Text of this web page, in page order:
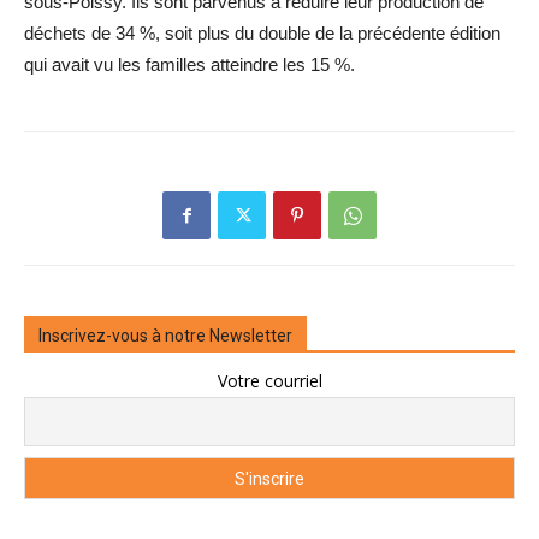
déchets de 34 %, soit plus du double de la précédente édition
qui avait vu les familles ­atteindre les 15 %.
Inscrivez-vous à notre Newsletter
Votre courriel